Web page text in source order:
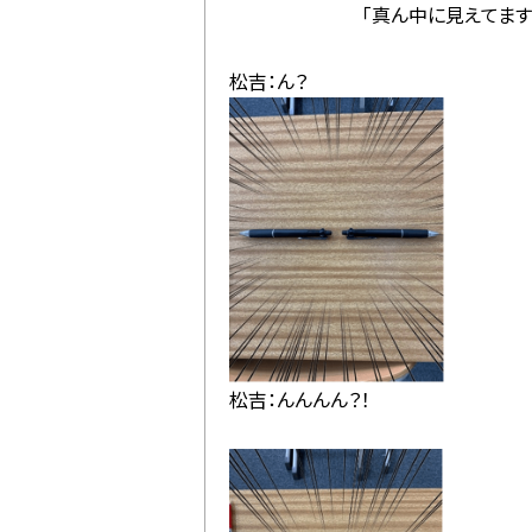
「真ん中に見えてますか
松吉：ん？
松吉：んんんん？！